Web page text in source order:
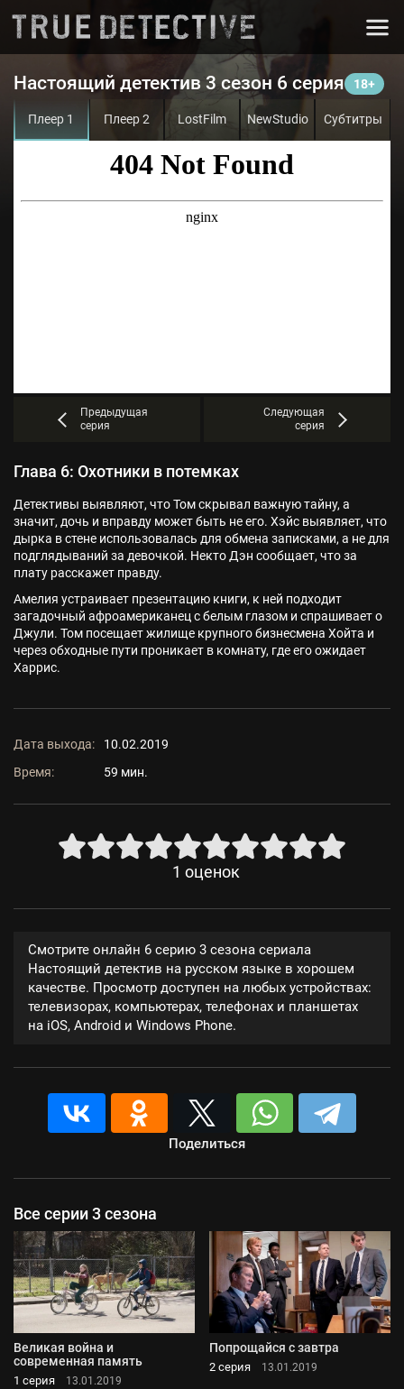
Настоящий детектив 3 сезон 6 серия
Плеер 1 Плеер 2 LostFilm NewStudio Субтитры
Предыдущая
серия
Следующая
серия
Глава 6: Охотники в потемках
Детективы выявляют, что Том скрывал важную тайну, а
значит, дочь и вправду может быть не его. Хэйс выявляет, что
дырка в стене использовалась для обмена записками, а не для
подглядываний за девочкой. Некто Дэн сообщает, что за
плату расскажет правду.
Амелия устраивает презентацию книги, к ней подходит
загадочный афроамериканец с белым глазом и спрашивает о
Джули. Том посещает жилище крупного бизнесмена Хойта и
через обходные пути проникает в комнату, где его ожидает
Харрис.
Дата выхода:
10.02.2019
Время:
59 мин.
1 оценок
Смотрите онлайн 6 серию 3 сезона сериала
Настоящий детектив на русском языке в хорошем
качестве. Просмотр доступен на любых устройствах:
телевизорах, компьютерах, телефонах и планшетах
на iOS, Android и Windows Phone.
Поделиться
Все серии 3 сезона
Великая война и
современная память
1 серия 13.01.2019
Попрощайся с завтра
2 серия 13.01.2019